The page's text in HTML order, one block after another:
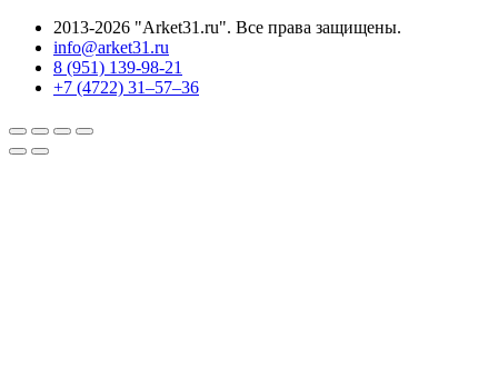
2013-2026 "Arket31.ru". Все права защищены.
info@arket31.ru
8 (951) 139-98-21
+7 (4722) 31‒57‒36